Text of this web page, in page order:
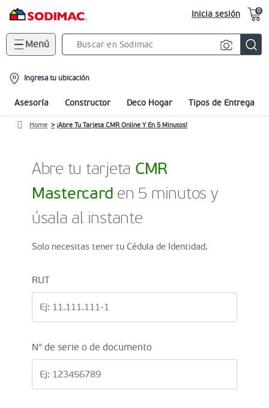
Inicia sesión 0
Menú
location-
icon
Ingresa tu ubicación
Asesoría Constructor Deco Hogar Tipos de Entrega
Home ¡Abre Tu Tarjeta CMR Online Y En 5 Minutos!
Abre tu tarjeta CMR
Mastercard en 5 minutos y
úsala al instante
Solo necesitas tener tu Cédula de Identidad.
RUT
N° de serie o de documento